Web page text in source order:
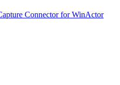
Connector for WinActor